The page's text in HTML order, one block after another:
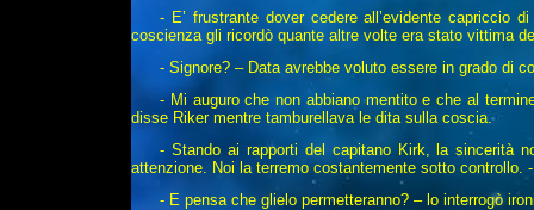
- E’ frustrante dover cedere all’evidente capriccio
coscienza gli ricordò quante altre volte era stato vittima
- Signore? – Data avrebbe voluto essere in grado di
- Mi auguro che non abbiano mentito e che al
disse Riker mentre tamburellava le dita sulla coscia.
- Stando ai rapporti del capitano Kirk, la sincerità
attenzione. Noi la terremo costantemente sotto controllo. -
- E pensa che glielo permetteranno? – lo interrogò